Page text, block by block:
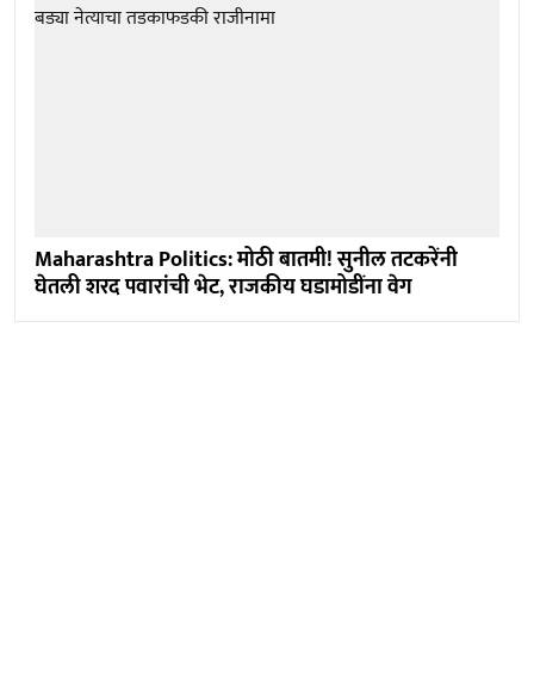
Maharashtra Politics: मोठी बातमी! सुनील तटकरेंनी
घेतली शरद पवारांची भेट, राजकीय घडामोडींना वेग